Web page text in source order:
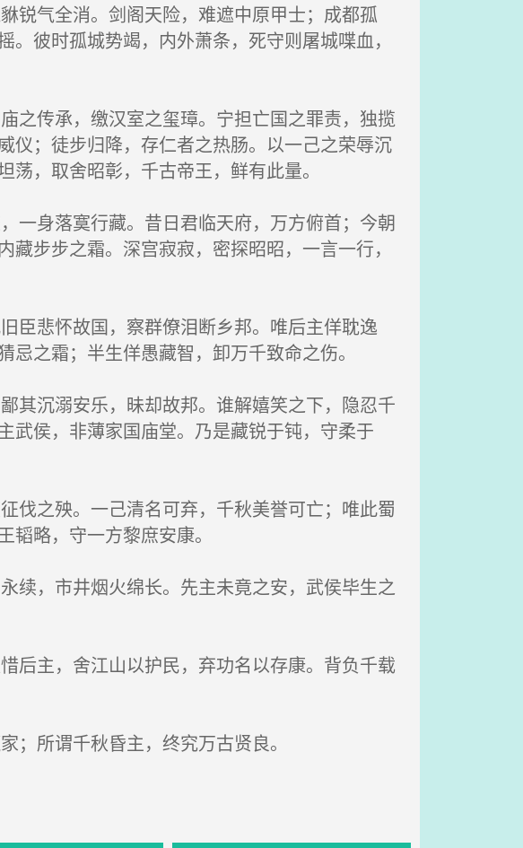
锐气全消。剑阁天险，难遮中原甲士；成都孤
彼时孤城势竭，内外萧条，死守则屠城喋血，
之传承，缴汉室之玺璋。宁担亡国之罪责，独揽
仪；徒步归降，存仁者之热肠。以一己之荣辱沉
，取舍昭彰，千古帝王，鲜有此量。
一身落寞行藏。昔日君临天府，万方俯首；今朝
步步之霜。深宫寂寂，密探昭昭，一言一行，
臣悲怀故国，察群僚泪断乡邦。唯后主佯耽逸
之霜；半生佯愚藏智，卸万千致命之伤。
其沉溺安乐，昧却故邦。谁解嬉笑之下，隐忍千
武侯，非薄家国庙堂。乃是藏锐于钝，守柔于
伐之殃。一己清名可弃，千秋美誉可亡；唯此蜀
略，守一方黎庶安康。
续，市井烟火绵长。先主未竟之安，武侯毕生之
后主，舍江山以护民，弃功名以存康。背负千载
所谓千秋昏主，终究万古贤良。